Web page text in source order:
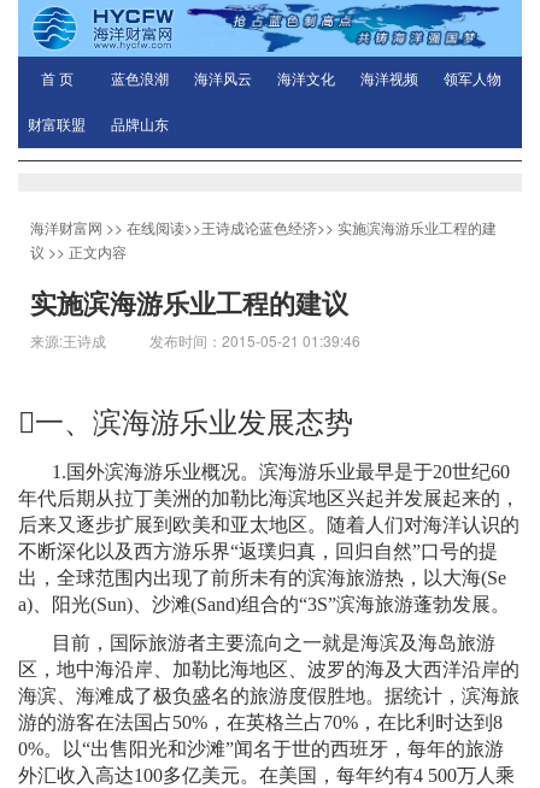
首 页 蓝色浪潮 海洋风云 海洋文化 海洋视频 领军人物
财富联盟 品牌山东
海洋财富网 >> 在线阅读>>王诗成论蓝色经济>> 实施滨海游乐业工程的建
议 >> 正文内容
实施滨海游乐业工程的建议
来源:王诗成 发布时间：2015-05-21 01:39:46
一、滨海游乐业发展态势
1.国外滨海游乐业概况。滨海游乐业最早是于20世纪60
年代后期从拉丁美洲的加勒比海滨地区兴起并发展起来的，
后来又逐步扩展到欧美和亚太地区。随着人们对海洋认识的
不断深化以及西方游乐界“返璞归真，回归自然”口号的提
出，全球范围内出现了前所未有的滨海旅游热，以大海(Se
a) 、阳光(Sun) 、沙滩(Sand)组合的“3S”滨海旅游蓬勃发展。
目前，国际旅游者主要流向之一就是海滨及海岛旅游
区，地中海沿岸、加勒比海地区、波罗的海及大西洋沿岸的
海滨、海滩成了极负盛名的旅游度假胜地。据统计，滨海旅
游的游客在法国占50% ，在英格兰占70% ，在比利时达到 8
0%。以“出售阳光和沙滩”闻名于世的西班牙，每年的旅游
外汇收入高达100多亿美元。在美国，每年约有4 500万人乘